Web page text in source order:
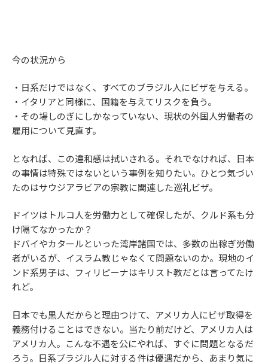
今の状況から
・日系だけではなく、すべてのブラジル人にビザを与える。
・イタリアと同様に、国籍を与えてリスクを負う。
・その場しのぎにしかなっていない、現状の外国人労働者の
雇用について見直す。
となれば、この違和感は拭いされる。それでなければ、日本
の事情は特殊ではないという事例を知りたい。ひとつ気づい
たのはサウジアラビアの宗教に関連した巡礼ビザ。
ドイツはトルコ人を労働力として確保したが、クルド系も分
け隔てなかったか？
ドバイやカタールといった湾岸諸国では、多数の出稼ぎ労働
者がいるが、イスラム教じゃなくて問題ないのか。現地のイ
ンド系男子は、フィリピーナはキリスト教だとは言ってたけ
れど。
日本でも黒人だからと理由つけて、アメリカ人にビザ取得を
義務付けることはできない。当たり前だけど、アメリカ人は
アメリカ人。こんな不遇を公にやれば、すぐに問題となるだ
ろう。日系ブラジル人に対する件は優遇だから、あまり気に